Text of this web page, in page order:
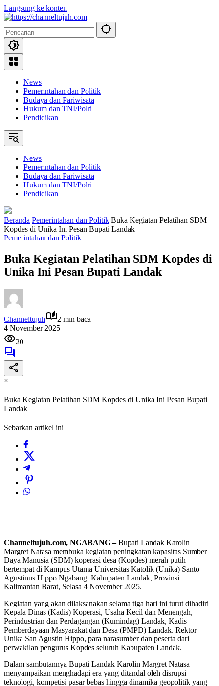
Langsung ke konten
News
Pemerintahan dan Politik
Budaya dan Pariwisata
Hukum dan TNI/Polri
Pendidikan
News
Pemerintahan dan Politik
Budaya dan Pariwisata
Hukum dan TNI/Polri
Pendidikan
Beranda Pemerintahan dan Politik Buka Kegiatan Pelatihan SDM
Kopdes di Unika Ini Pesan Bupati Landak
Pemerintahan dan Politik
Buka Kegiatan Pelatihan SDM Kopdes di
Unika Ini Pesan Bupati Landak
Channeltujuh
2 min baca
4 November 2025
20
×
Buka Kegiatan Pelatihan SDM Kopdes di Unika Ini Pesan Bupati
Landak
Sebarkan artikel ini
Channeltujuh.com, NGABANG –Bupati Landak Karolin
Margret Natasa membuka kegiatan peningkatan kapasitas Sumber
Daya Manusia (SDM) koperasi desa (Kopdes) merah putih
bertempat di Kampus Utama Universitas Katolik (Unika) Santo
Agustinus Hippo Ngabang, Kabupaten Landak, Provinsi
Kalimantan Barat, Selasa 4 November 2025.
Kegiatan yang akan dilaksanakan selama tiga hari ini turut dihadiri
Kepala Dinas (Kadis) Koperasi, Usaha Kecil dan Menengah,
Perindustrian dan Perdagangan (Kumindag) Landak, Kadis
Pemberdayaan Masyarakat dan Desa (PMPD) Landak, Rektor
Unika San Agustin Hippo, para narasumber dan peserta dari
perwakilan pengurus Kopdes seluruh Kabupaten Landak.
Dalam sambutannya Bupati Landak Karolin Margret Natasa
menyampaikan menghadapi era yang ditandal oleh disrupsi
teknologi, kompetisi pasar bebas hingga dinamika geopolitik yang